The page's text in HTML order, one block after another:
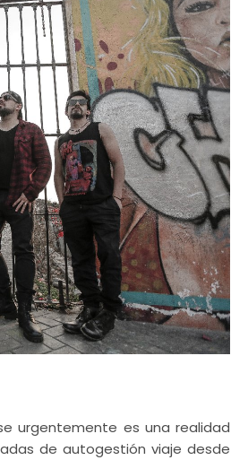
urgentemente es una realidad
de autogestión viaje desde